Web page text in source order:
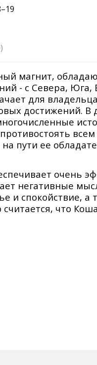
магнит,
- с Севера, Юга,
для
достижений. В
пути ее
очень
негативные
и спокойствие, а
что
мешочек с
Поэтому